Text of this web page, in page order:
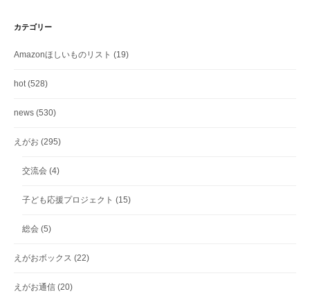
カテゴリー
Amazonほしいものリスト (19)
hot (528)
news (530)
えがお (295)
交流会 (4)
子ども応援プロジェクト (15)
総会 (5)
えがおボックス (22)
えがお通信 (20)